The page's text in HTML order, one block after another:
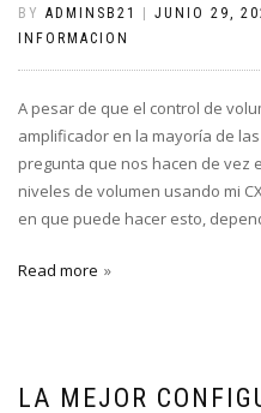
BY ADMINSB21 JUNIO 29,
INFORMACION
A pesar de que el control de
amplificador en la mayoría de
pregunta que nos hacen de vez
niveles de volumen usando mi
en que puede hacer esto,
Read more
LA MEJOR